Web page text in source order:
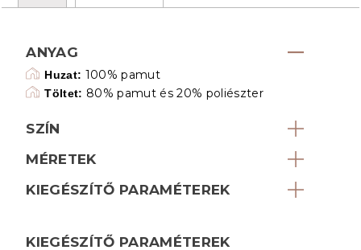
ANYAG
Huzat: 100% pamut
Töltet: 80% pamut és 20% poliészter
SZÍN
MÉRETEK
KIEGÉSZÍTŐ PARAMÉTEREK
KIEGÉSZÍTŐ PARAMÉTEREK